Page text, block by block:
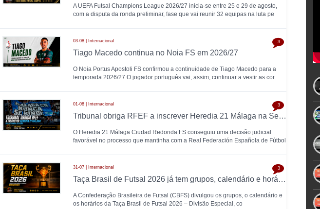
A UEFA Futsal Champions League 2026/27 inicia-se entre 25 e 29 de agosto,
com a disputa da ronda preliminar, fase que vai reunir 32 equipas na luta pe
03-08 | Internacional
Tiago Macedo continua no Noia FS em 2026/27
O Noia Portus Apostoli FS confirmou a continuidade de Tiago Macedo para a
temporada 2026/27.O jogador português vai, assim, continuar a vestir as cor
3
01-08 | Internacional
Tribunal obriga RFEF a inscrever Heredia 21 Málaga na Segunda Divisão
O Heredia 21 Málaga Ciudad Redonda FS conseguiu uma decisão judicial
favorável no processo que mantinha com a Real Federación Española de Fútbol
3
31-07 | Internacional
Taça Brasil de Futsal 2026 já tem grupos, calendário e horários definidos
A Confederação Brasileira de Futsal (CBFS) divulgou os grupos, o calendário e
os horários da Taça Brasil de Futsal 2026 – Divisão Especial, co
3